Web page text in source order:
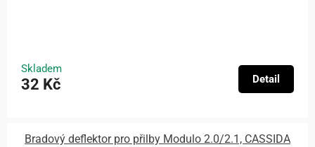
Skladem
32 Kč Detail
Bradový deflektor pro přilby Modulo 2.0/2.1, CASSIDA